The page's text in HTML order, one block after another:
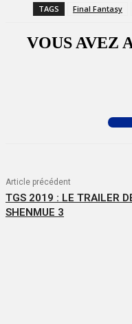
TAGS Final Fantasy
VOUS AVEZ
Article précédent
TGS 2019 : LE TRAILER
SHENMUE 3